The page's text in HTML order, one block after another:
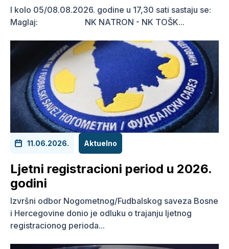
I kolo 05/08.08.2026. godine u 17,30 sati sastaju se:
Maglaj: NK NATRON - NK TOŠK...
11.06.2026. Aktuelno
Ljetni registracioni period u 2026.
godini
Izvršni odbor Nogometnog/Fudbalskog saveza Bosne
i Hercegovine donio je odluku o trajanju ljetnog
registracionog perioda...